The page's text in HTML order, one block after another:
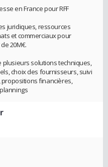
en France pour RFF
juridiques, ressources
et commerciaux pour
20M€.
plusieurs solutions techniques,
choix des fournisseurs, suivi
financières,